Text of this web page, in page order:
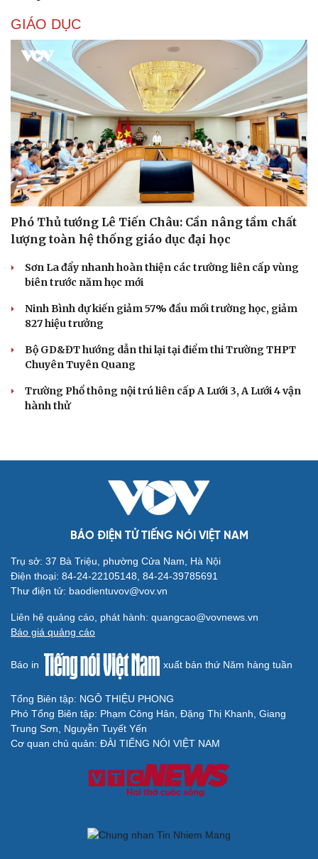
Cải chính
GIÁO DỤC
Phó Thủ tướng Lê Tiến Châu: Cần nâng tầm chất
lượng toàn hệ thống giáo dục đại học
Sơn La đẩy nhanh hoàn thiện các trường liên cấp vùng
biên trước năm học mới
Ninh Bình dự kiến giảm 57% đầu mối trường học, giảm
827 hiệu trưởng
Bộ GD&ĐT hướng dẫn thi lại tại điểm thi Trường THPT
Chuyên Tuyên Quang
Trường Phổ thông nội trú liên cấp A Lưới 3, A Lưới 4 vận
hành thử
BÁO ĐIỆN TỬ TIẾNG NÓI VIỆT NAM
Trụ sở: 37 Bà Triệu, phường Cửa Nam, Hà Nội
Điện thoại: 84-24-22105148, 84-24-39785691
Thư điện tử: baodientuvov@vov.vn
Liên hệ quảng cáo, phát hành: quangcao@vovnews.vn
Báo giá quảng cáo
Báo in xuất bản thứ Năm hàng tuần
Tổng Biên tập: NGÔ THIỆU PHONG
Phó Tổng Biên tập: Phạm Công Hân, Đặng Thị Khanh, Giang
Trung Sơn, Nguyễn Tuyết Yến
Cơ quan chủ quản: ĐÀI TIẾNG NÓI VIỆT NAM